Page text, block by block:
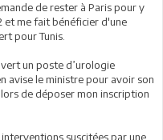
de rester à Paris pour y
et me fait bénéficier d'une
pour Tunis.
un poste d’urologie
avise le ministre pour avoir son
de déposer mon inscription
suscitées par une